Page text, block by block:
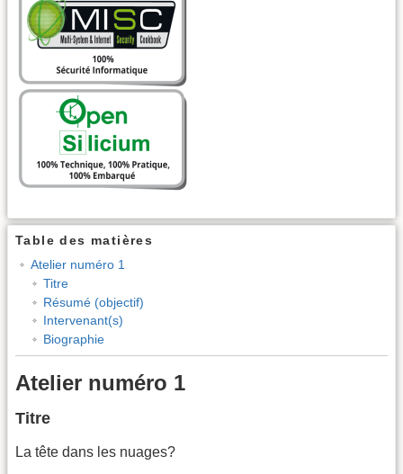
Table des matières
Atelier numéro 1
Titre
Résumé (objectif)
Intervenant(s)
Biographie
Atelier numéro 1
Titre
La tête dans les nuages?